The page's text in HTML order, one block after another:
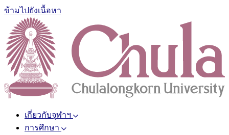
ข้ามไปยังเนื้อหา
เกี่ยวกับจุฬาฯ
การศึกษา